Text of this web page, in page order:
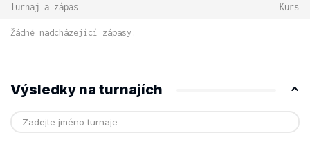
Turnaj a zápas Kurs
Žádné nadcházející zápasy.
Výsledky na turnajích